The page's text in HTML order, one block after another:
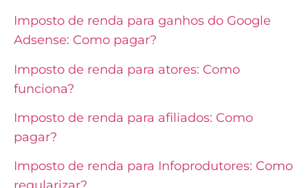
Imposto de renda para ganhos do Google
Adsense: Como pagar?
Imposto de renda para atores: Como
funciona?
Imposto de renda para afiliados: Como
pagar?
Imposto de renda para Infoprodutores: Como